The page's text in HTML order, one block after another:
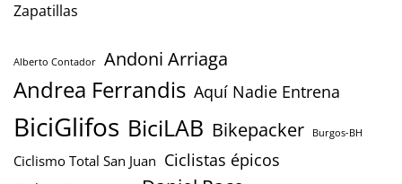
Zapatillas
Alberto Contador Andoni Arriaga
Andrea Ferrandis Aquí Nadie Entrena
BiciGlifos BiciLAB Bikepacker Burgos-BH
Ciclismo Total San Juan Ciclistas épicos